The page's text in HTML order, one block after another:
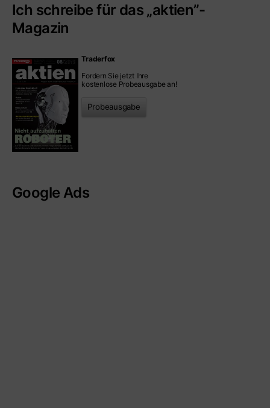
Ich schreibe für das „aktien”-
Magazin
Traderfox
Fordern Sie jetzt Ihre
kostenlose Probeausgabe an!
Probeausgabe
Google Ads